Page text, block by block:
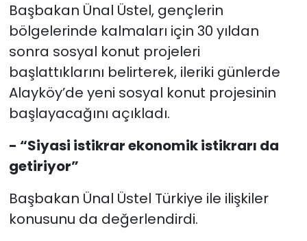
Başbakan Ünal Üstel, gençlerin
bölgelerinde kalmaları için 30 yıldan
sonra sosyal konut projeleri
başlattıklarını belirterek, ileriki günlerde
Alayköy’de yeni sosyal konut projesinin
başlayacağını açıkladı.
- “Siyasi istikrar ekonomik istikrarı da
getiriyor”
Başbakan Ünal Üstel Türkiye ile ilişkiler
konusunu da değerlendirdi.